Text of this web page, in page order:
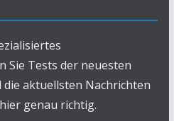
Sie Tests der neuesten
die aktuellsten Nachrichten
genau richtig.